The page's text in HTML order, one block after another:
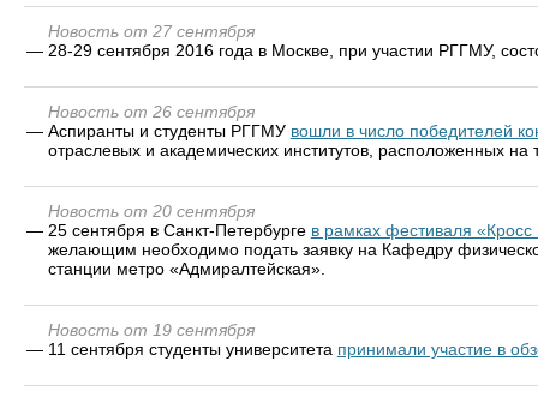
Новость от 27 сентября
— 28-29 сентября 2016 года в Москве, при участии РГГМУ,
Новость от 26 сентября
— Аспиранты и студенты РГГМУ вошли в число победителей
отраслевых и академических институтов, расположенных на
Новость от 20 сентября
— 25 сентября в Санкт-Петербурге в рамках фестиваля «Кросс
желающим необходимо подать заявку на Кафедру
станции метро «Адмиралтейская».
Новость от 19 сентября
— 11 сентября студенты университета принимали участие в